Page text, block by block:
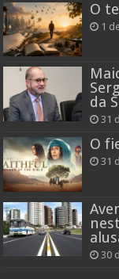
O
1
da
31
O
31
30